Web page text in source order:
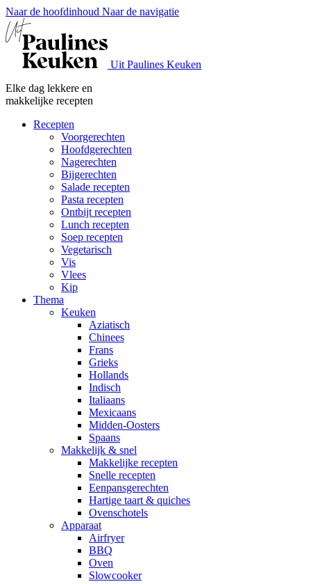
Naar de hoofdinhoud Naar de navigatie
Uit Paulines Keuken
Elke dag lekkere en
makkelijke recepten
Recepten
Voorgerechten
Hoofdgerechten
Nagerechten
Bijgerechten
Salade recepten
Pasta recepten
Ontbijt recepten
Lunch recepten
Soep recepten
Vegetarisch
Vis
Vlees
Kip
Thema
Keuken
Aziatisch
Chinees
Frans
Grieks
Hollands
Indisch
Italiaans
Mexicaans
Midden-Oosters
Spaans
Makkelijk & snel
Makkelijke recepten
Snelle recepten
Eenpansgerechten
Hartige taart & quiches
Ovenschotels
Apparaat
Airfryer
BBQ
Oven
Slowcooker